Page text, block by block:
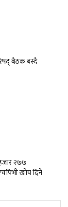
बैठक बस्दै
२७७
खोप दिने